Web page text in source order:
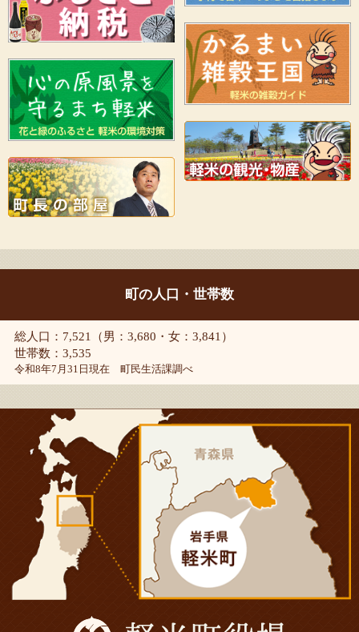
町の人口・世帯数
総人口：7,521（男：3,680・女：3,841）
世帯数：3,535
令和8年7月31日現在 町民生活課調べ